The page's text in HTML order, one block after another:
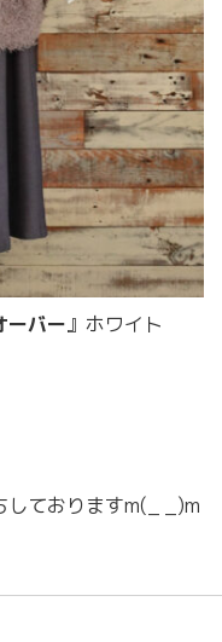
ーバー』ホワイト
しておりますm(_ _)m